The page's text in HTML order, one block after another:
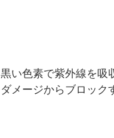
黒い色素で紫外線を吸
ダメージからブロック